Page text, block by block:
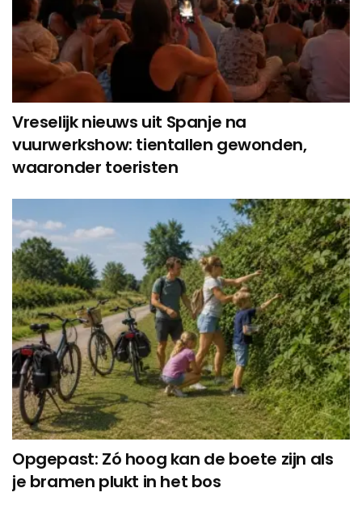
Vreselijk nieuws uit Spanje na
vuurwerkshow: tientallen gewonden,
waaronder toeristen
Opgepast: Zó hoog kan de boete zijn als
je bramen plukt in het bos